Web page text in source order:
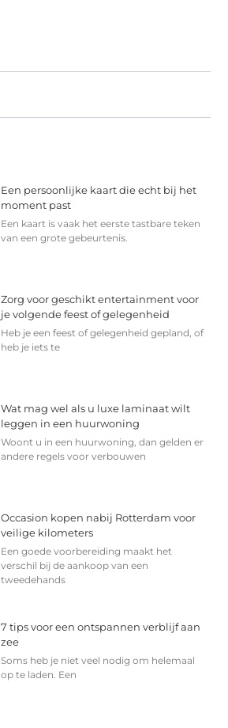
Een persoonlijke kaart die echt bij het
moment past
Een kaart is vaak het eerste tastbare teken
van een grote gebeurtenis.
Zorg voor geschikt entertainment voor
je volgende feest of gelegenheid
Heb je een feest of gelegenheid gepland, of
heb je iets te
Wat mag wel als u luxe laminaat wilt
leggen in een huurwoning
Woont u in een huurwoning, dan gelden er
andere regels voor verbouwen
Occasion kopen nabij Rotterdam voor
veilige kilometers
Een goede voorbereiding maakt het
verschil bij de aankoop van een
tweedehands
7 tips voor een ontspannen verblijf aan
zee
Soms heb je niet veel nodig om helemaal
op te laden. Een